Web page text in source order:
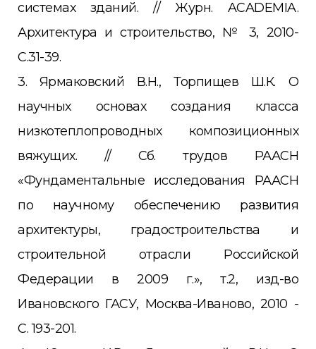
системах зданий. // Журн. ACADEMIA.
Архитектура и строительство, № 3, 2010-
С.31-39.
3. Ярмаковский В.Н., Торпищев Ш.К. О
научных основах создания класса
низкотеплопроводных композиционных
вяжущих. // Сб. трудов РААСН
«Фундаментальные исследования РААСН
по научному обеспечению развития
архитектуры, градостроительства и
строительной отрасли Российской
Федерации в 2009 г.», т.2, изд-во
Ивановского ГАСУ, Москва-Иваново, 2010 -
С. 193-201.